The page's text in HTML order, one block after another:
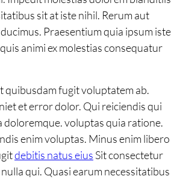
sit at iste nihil. Rerum aut
Praesentium quia ipsum iste
animi ex molestias consequatur
quibusdam fugit voluptatem ab.
et error dolor. Qui reiciendis qui
voluptas quia ratione.
enim voluptas. Minus enim libero
debitis natus eius Sit consectetur
qui. Quasi earum necessitatibus